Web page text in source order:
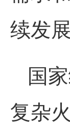
续发展
国
复杂